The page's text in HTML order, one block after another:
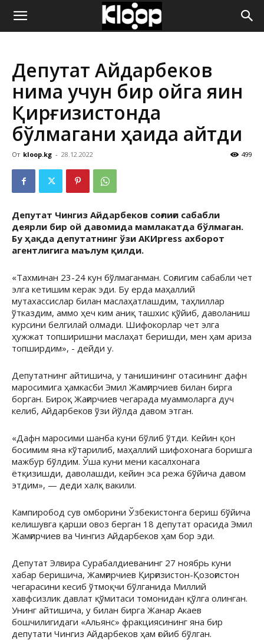
ҚИРҒИЗИСТОН
ЯНГИЛИКЛАРИ
Депутат Айдарбеков
нима учун бир ойга яқин
Қирғизистонда
бўлмагани ҳақида айтди
От kloop.kg - 28.12.2022 499
Депутат Чингиз Айдарбеков соғлиғи сабабли
деярли бир ой давомида мамлакатда бўлмаган.
Бу ҳақда депутатнинг ўзи АКИpress ахборот
агентлигига маълум қилди.
«Тахминан 23-24 кун бўлмаганман. Соғлигим сабабли чет
элга кетишим керак эди. Бу ерда маҳаллий
мутахассислар билан маслаҳатлашдим, таҳлиллар
ўтказдим, аммо ҳеч ким аниқ ташхис қўйиб, даволаниш
курсини белгилай олмади. Шифокорлар чет элга
ҳужжат топширишни маслаҳат беришди, мен ҳам ариза
топширдим», - дейди у.
Депутатнинг айтишича, у танишининг отасининг дафн
маросимига ҳамкасби Эмил Жамғирчиев билан бирга
борган. Бироқ Жағирчиев чегарада муаммоларга дуч
келиб, Айдарбеков ўзи йўлда давом этган.
«Дафн маросими шанба куни бўлиб ўтди. Кейин қон
босимим яна кўтарилиб, маҳаллий шифохонага боришга
мажбур бўлдим. Ўша куни мени касалхонага
ётқизишди, даволашди, кейин эса режа бўйича давом
этдим», — деди халқ вакили.
Кампиробод сув омборини Ўзбекистонга бериш бўйича
келишувга қарши овоз берган 18 депутат орасида Эмил
Жамғирчиев ва Чингиз Айдарбеков ҳам бор эди.
Депутат Элвира Сурабалдиеванинг 27 ноябрь куни
хабар беришича, Жамғирчиев Қирғизистон-Қозоғистон
чегарасини кесиб ўтмоқчи бўлганида Миллий
хавфсизлик давлат қўмитаси томонидан қўлга олинган.
Унинг айтишича, у билан бирга Жанар Акаев
бошчилигидаги «Альянс» фракциясининг яна бир
депутати Чингиз Айдарбеков ҳам ғойиб бўлган.